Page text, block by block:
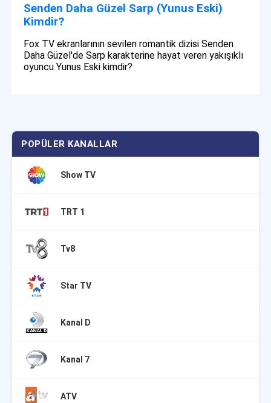
Senden Daha Güzel Sarp (Yunus Eski)
Kimdir?
Fox TV ekranlarının sevilen romantik dizisi Senden
Daha Güzel'de Sarp karakterine hayat veren yakışıklı
oyuncu Yunus Eski kimdir?
POPÜLER KANALLAR
Show TV
TRT 1
Tv8
Star TV
Kanal D
Kanal 7
ATV